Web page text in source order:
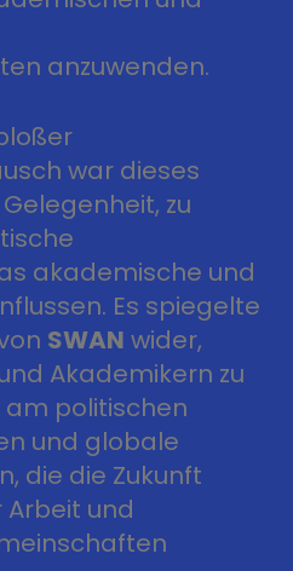
anzuwenden.
war dieses
zu
akademische und
Es spiegelte
SWAN wider,
Akademikern zu
politischen
und globale
die die Zukunft
und